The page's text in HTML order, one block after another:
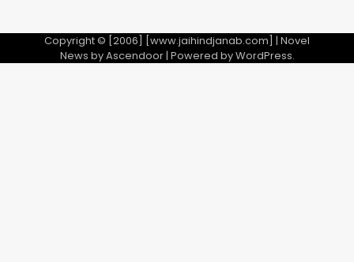
Copyright © [2006] [www.jaihindjanab.com] | Novel
News byAscendoor| Powered byWordPress.